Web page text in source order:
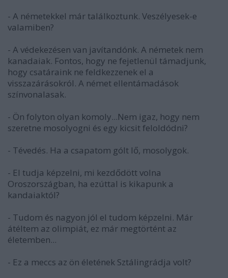
- A németekkel már találkoztunk. Veszélyesek-e
valamiben?
- A védekezésen van javítandónk. A németek nem
kanadaiak. Fontos, hogy ne fejetlenül támadjunk,
hogy csatáraink ne feldkezzenek el a
visszazárásokról. A német ellentámadások
színvonalasak.
- Ön folyton olyan komoly...Nem igaz, hogy nem
szeretne mosolyogni és egy kicsit feloldódni?
- Tévedés. Ha a csapatom gólt lő, mosolygok.
- El tudja képzelni, mi kezdődött volna
Oroszországban, ha ezúttal is kikapunk a
kandaiaktól?
- Tudom és nagyon jól el tudom képzelni. Már
átéltem az olimpiát, ez már megtörtént az
életemben...
- Ez a meccs az ön életének Sztálingrádja volt?